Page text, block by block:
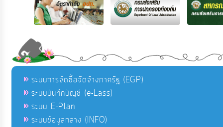
ระบบการจัดซื้อจัดจ้างภาครัฐ (EGP)
ระบบบันทึกบัญชี (e-Lass)
ระบบ E-Plan
ระบบข้อมูลกลาง (INFO)